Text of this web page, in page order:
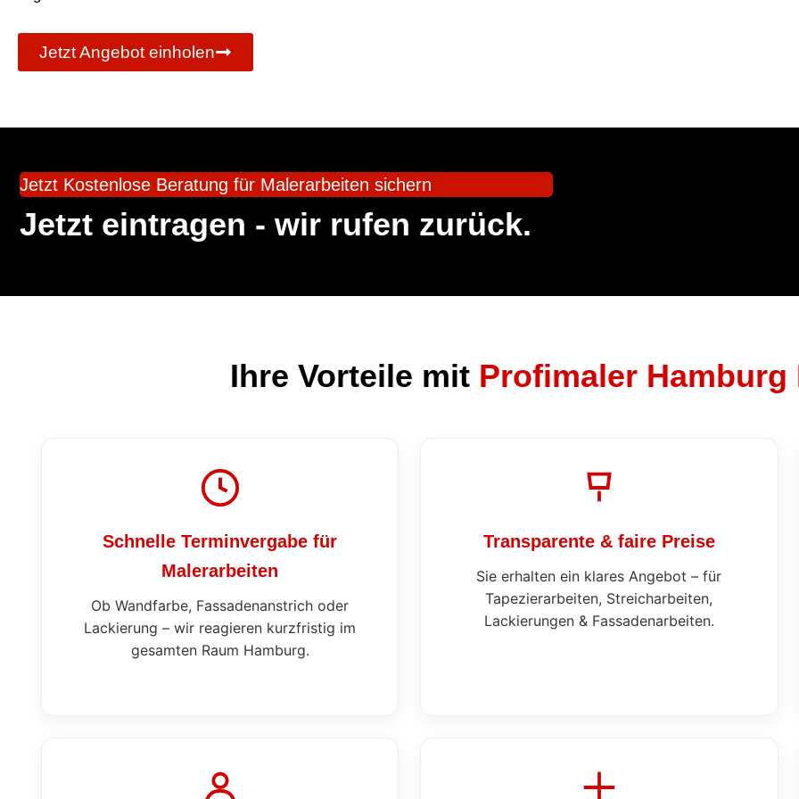
Jetzt Angebot einholen
Jetzt Kostenlose Beratung für Malerarbeiten sichern
Jetzt eintragen - wir rufen zurück.
Ihre Vorteile mit Profimaler Hamburg
Schnelle Terminvergabe für
Malerarbeiten
Ob Wandfarbe, Fassadenanstrich oder
Lackierung – wir reagieren kurzfristig im
gesamten Raum Hamburg.
Transparente & faire Preise
Sie erhalten ein klares Angebot – für
Tapezierarbeiten, Streicharbeiten,
Lackierungen & Fassadenarbeiten.